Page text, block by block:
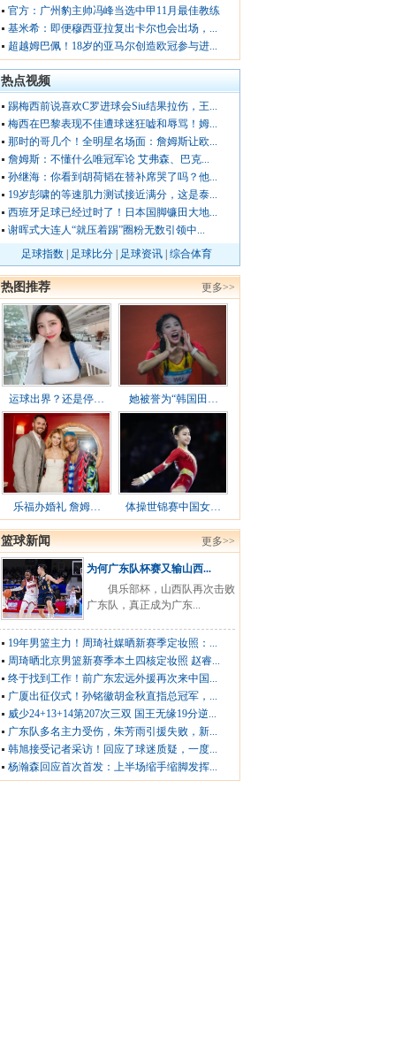
官方：广州豹主帅冯峰当选中甲11月最佳教练
基米希：即便穆西亚拉复出卡尔也会出场，...
超越姆巴佩！18岁的亚马尔创造欧冠参与进...
热点视频
踢梅西前说喜欢C罗进球会Siu结果拉伤，王...
梅西在巴黎表现不佳遭球迷狂嘘和辱骂！姆...
那时的哥几个！全明星名场面：詹姆斯让欧...
詹姆斯：不懂什么唯冠军论 艾弗森、巴克...
孙继海：你看到胡荷韬在替补席哭了吗？他...
19岁彭啸的等速肌力测试接近满分，这是泰...
西班牙足球已经过时了！日本国脚镰田大地...
谢晖式大连人“就压着踢”圈粉无数引领中...
足球指数
足球比分 足球资讯 综合体育
更多>>
热图推荐
运球出界？还是停… 她被誉为“韩国田…
乐福办婚礼 詹姆… 体操世锦赛中国女…
更多>>
篮球新闻
为何广东队杯赛又输山西...
俱乐部杯，山西队再次击败
广东队，真正成为广东...
19年男篮主力！周琦社媒晒新赛季定妆照：...
周琦晒北京男篮新赛季本土四核定妆照 赵睿...
终于找到工作！前广东宏远外援再次来中国...
广厦出征仪式！孙铭徽胡金秋直指总冠军，...
威少24+13+14第207次三双 国王无缘19分逆...
广东队多名主力受伤，朱芳雨引援失败，新...
韩旭接受记者采访！回应了球迷质疑，一度...
杨瀚森回应首次首发：上半场缩手缩脚发挥...